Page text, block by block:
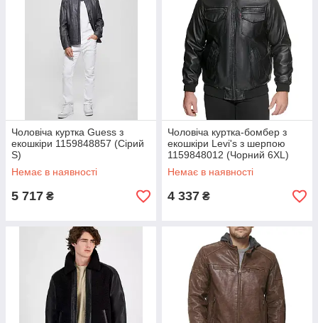
Чоловіча куртка Guess з
екошкіри 1159848857 (Сірий
S)
Немає в наявності
5 717 ₴
Чоловіча куртка-бомбер з
екошкіри Levi's з шерпою
1159848012 (Чорний 6XL)
Немає в наявності
4 337 ₴